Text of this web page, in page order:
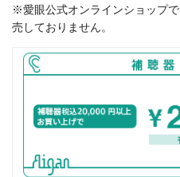
※愛眼公式オンラインショップ
売しておりません。